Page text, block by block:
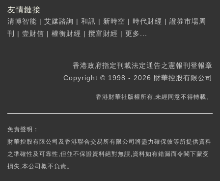
友情鏈接
清博智能 | 艾媒諮詢 | 和訊 | 新時空 | 時代財經 | 證券市場周
刊
| 壹財信 | 權衡財經 | 攬富財經 | 更多...
香港政府指定刊載法定通告之憲報刊登報章
Copyright © 1998 - 2026 財華控股有限公司
香港財華社版權所有,未經同意不得轉載。
免責聲明：
財華控股有限公司及香港聯合交易所有限公司將盡力確保彼等所提供資料
之準確性及可靠性,但並不保證資料絕對無誤,資料如有錯漏而令閣下蒙受
損失,本公司概不負責。